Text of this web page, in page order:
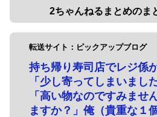
2ちゃんねるまとめのま
転送サイト：ピックアップブログ
持ち帰り寿司店でレジ係
「少し寄ってしまいま
「高い物なのですみませ
ますか？」俺（貴重な１